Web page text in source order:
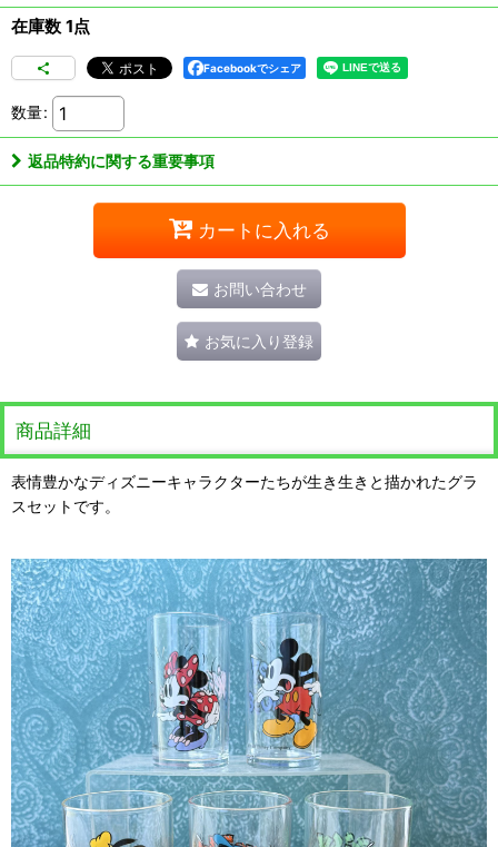
在庫数 1点
Facebookでシェア
数量:
返品特約に関する重要事項
カートに入れる
お問い合わせ
お気に入り登録
商品詳細
表情豊かなディズニーキャラクターたちが生き生きと描かれたグラ
スセットです。